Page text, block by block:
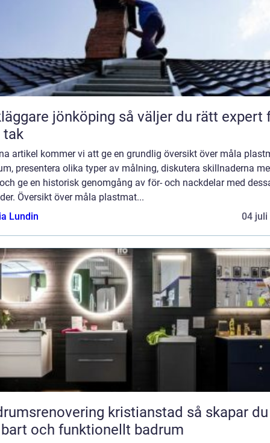
jönköping så väljer du rätt expert för
artikel kommer vi att ge en grundlig översikt över måla
presentera olika typer av målning, diskutera skillnaderna
ge en historisk genomgång av för- och nackdelar med
Översikt över måla plastmat...
Lundin
04 juli
kristianstad så skapar du ett
och funktionellt badrum